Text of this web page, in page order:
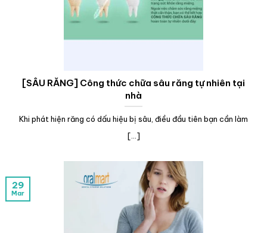
[SÂU RĂNG] Công thức chữa sâu răng tự nhiên tại
nhà
Khi phát hiện răng có dấu hiệu bị sâu, điều đầu tiên bạn cần làm
[...]
29
Mar